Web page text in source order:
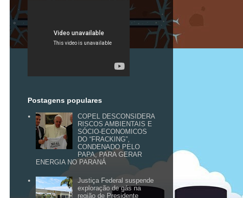
Postagens populares
COPEL DESCONSIDERA
RISCOS AMBIENTAIS E
SÓCIO-ECONOMICOS
DO “FRACKING”,
CONDENADO PELO
PAPA, PARA GERAR
ENERGIA NO PARANÁ
Justiça Federal suspende
exploração de gás na
região de Presidente